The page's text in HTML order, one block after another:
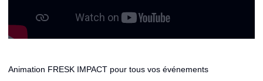
Animation FRESK IMPACT pour tous vos événements